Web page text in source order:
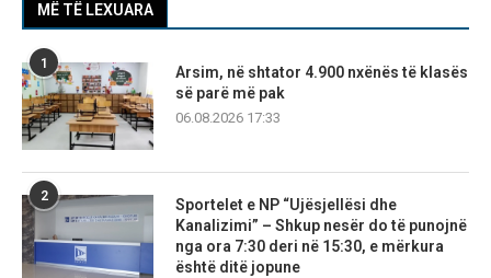
MË TË LEXUARA
1
Arsim, në shtator 4.900 nxënës të klasës
së parë më pak
06.08.2026 17:33
2
Sportelet e NP “Ujësjellësi dhe
Kanalizimi” – Shkup nesër do të punojnë
nga ora 7:30 deri në 15:30, e mërkura
është ditë jopune